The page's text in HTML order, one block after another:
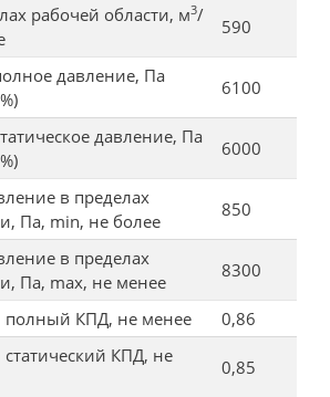
рабочей области, м3/
590
давление, Па
6100
давление, Па
6000
в пределах
Па, min, не более
850
в пределах
Па, max, не менее
8300
КПД, не менее
0,86
КПД, не
0,85